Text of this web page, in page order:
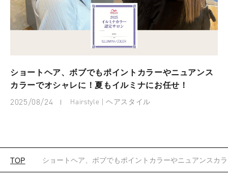
ショートヘア、ボブでもポイントカラーやニュアンス
カラーでオシャレに！夏もイルミナにお任せ！
2025/08/24 Hairstyle | ヘアスタイル
TOP ショートヘア、ボブでもポイントカラーやニュアンスカ